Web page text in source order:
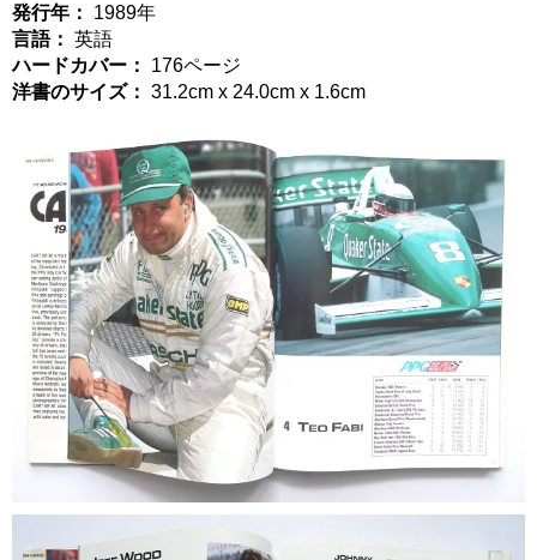
発行年：
1989年
言語： 英語
ハードカバー：
176ページ
洋書のサイズ： 31.2cm x 24.0cm x 1.6cm